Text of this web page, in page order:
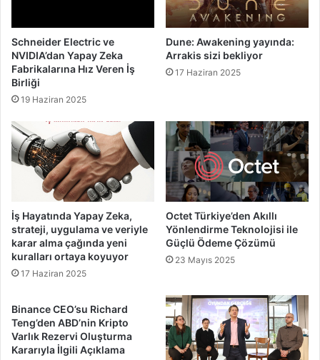
Schneider Electric ve
NVIDIA’dan Yapay Zeka
Fabrikalarına Hız Veren İş
Birliği
19 Haziran 2025
Dune: Awakening yayında:
Arrakis sizi bekliyor
17 Haziran 2025
İş Hayatında Yapay Zeka,
strateji, uygulama ve veriyle
karar alma çağında yeni
kuralları ortaya koyuyor
17 Haziran 2025
Octet Türkiye’den Akıllı
Yönlendirme Teknolojisi ile
Güçlü Ödeme Çözümü
23 Mayıs 2025
Binance CEO’su Richard
Teng’den ABD’nin Kripto
Varlık Rezervi Oluşturma
Kararıyla İlgili Açıklama